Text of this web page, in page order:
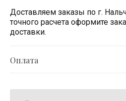
Доставляем заказы по г.
точного расчета оформите
доставки.
Оплата